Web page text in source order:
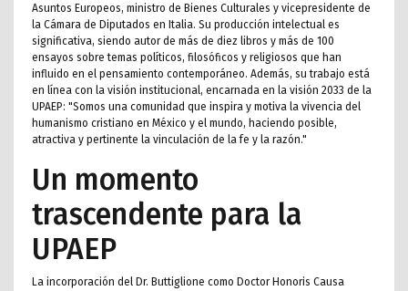
Asuntos Europeos, ministro de Bienes Culturales y vicepresidente de
la Cámara de Diputados en Italia. Su producción intelectual es
significativa, siendo autor de más de diez libros y más de 100
ensayos sobre temas políticos, filosóficos y religiosos que han
influido en el pensamiento contemporáneo. Además, su trabajo está
en línea con la visión institucional, encarnada en la visión 2033 de la
UPAEP: "Somos una comunidad que inspira y motiva la vivencia del
humanismo cristiano en México y el mundo, haciendo posible,
atractiva y pertinente la vinculación de la fe y la razón."
Un momento
trascendente para la
UPAEP
La incorporación del Dr. Buttiglione como Doctor Honoris Causa